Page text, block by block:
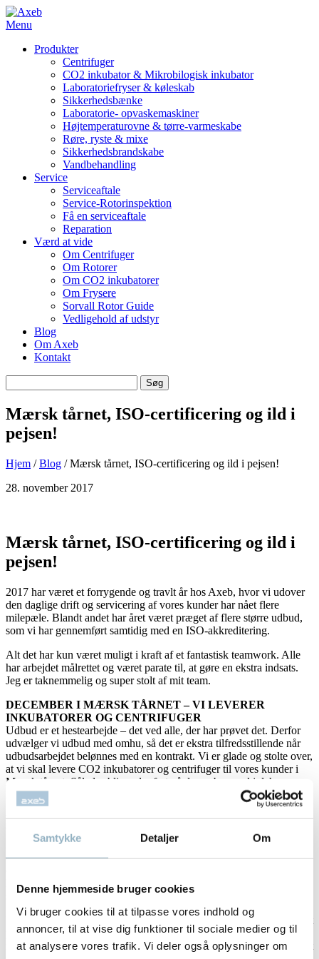
Samtykke Detaljer Om
Denne hjemmeside bruger cookies
Vi bruger cookies til at tilpasse vores indhold og
annoncer, til at vise dig funktioner til sociale medier og til
at analysere vores trafik. Vi deler også oplysninger om
Menu
Produkter
Centrifuger
CO2 inkubator & Mikrobilogisk inkubator
Laboratoriefryser & køleskab
Sikkerhedsbænke
Laboratorie- opvaskemaskiner
Højtemperaturovne & tørre-varmeskabe
Røre, ryste & mixe
Sikkerhedsbrandskabe
Vandbehandling
Service
Serviceaftale
Service-Rotorinspektion
Få en serviceaftale
Reparation
Værd at vide
Om Centrifuger
Om Rotorer
Om CO2 inkubatorer
Om Frysere
Sorvall Rotor Guide
Vedligehold af udstyr
Blog
Om Axeb
Kontakt
efter
Søg
Mærsk tårnet, ISO-certificering og ild i
pejsen!
Hjem /Blog / Mærsk tårnet, ISO-certificering og ild i pejsen!
28. november 2017
Mærsk tårnet, ISO-certificering og ild i
pejsen!
2017 har været et forrygende og travlt år hos Axeb, hvor vi udover
den daglige drift og servicering af vores kunder har nået flere
milepæle. Blandt andet har året været præget af flere større udbud,
som vi har gennemført samtidig med en ISO-akkreditering.
Alt det har kun været muligt i kraft af et fantastisk teamwork. Alle
har arbejdet målrettet og været parate til, at gøre en ekstra indsats.
Jeg er taknemmelig og super stolt af mit team.
DECEMBER I MÆRSK TÅRNET – VI LEVERER
INKUBATORER OG CENTRIFUGER
Udbud er et hestearbejde – det ved alle, der har prøvet det. Derfor
udvælger vi udbud med omhu, så det er ekstra tilfredsstillende når
udbudsarbejdet belønnes med en kontrakt. Vi er glade og stolte over,
at vi skal levere CO2 inkubatorer og centrifuger til vores kunder i
Mærsk tårnet. Således bliver der fart på december med julehygge,
levering og installation af udstyr til alle laboratorier i tårnet.
VÆRDIEN AF ISO LETTER BÅDE KUNDERNES OG
VORES ARBEJDE
Engang var ISO-systemet tykke mapper på hylden. Sådan havde jeg
det i hvert fald, da jeg startede firmaet i 1999. Vi var søsterselskab af
Dengang var det bare lidt svært, at få øje på værdien af ISO-
systemet.
I dag er situationen en hel anden, hvilket gik op for mig, da jeg for et
par år tilbage blev spurgt af en af vores farmaceutiske kunders audit
manager. Om det det var muligt, at udføre en intern audit hos os. Det